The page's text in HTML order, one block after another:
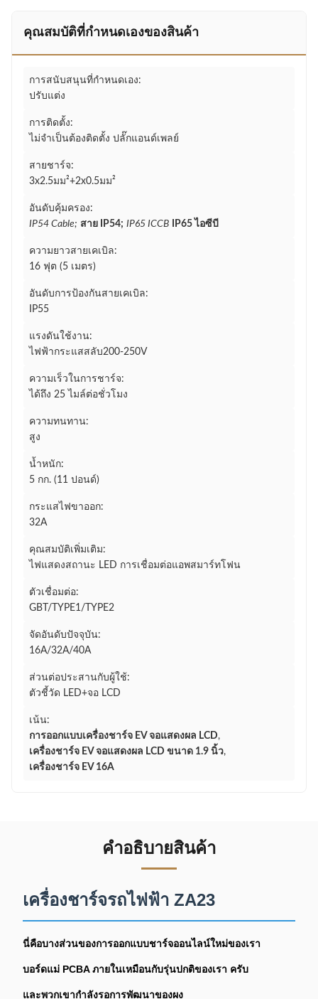
คุณสมบัติที่กําหนดเองของสินค้า
การสนับสนุนที่กำหนดเอง:
ปรับแต่ง
การติดตั้ง:
ไม่จำเป็นต้องติดตั้ง ปลั๊กแอนด์เพลย์
สายชาร์จ:
3x2.5มม²+2x0.5มม²
อันดับคุ้มครอง:
IP54 Cable; สาย IP54; IP65 ICCB IP65 ไอซีบี
ความยาวสายเคเบิล:
16 ฟุต (5 เมตร)
อันดับการป้องกันสายเคเบิล:
IP55
แรงดันใช้งาน:
ไฟฟ้ากระแสสลับ200-250V
ความเร็วในการชาร์จ:
ได้ถึง 25 ไมล์ต่อชั่วโมง
ความทนทาน:
สูง
น้ำหนัก:
5 กก. (11 ปอนด์)
กระแสไฟขาออก:
32A
คุณสมบัติเพิ่มเติม:
ไฟแสดงสถานะ LED การเชื่อมต่อแอพสมาร์ทโฟน
ตัวเชื่อมต่อ:
GBT/TYPE1/TYPE2
จัดอันดับปัจจุบัน:
16A/32A/40A
ส่วนต่อประสานกับผู้ใช้:
ตัวชี้วัด LED+จอ LCD
เน้น:
การออกแบบเครื่องชาร์จ EV จอแสดงผล LCD,
เครื่องชาร์จ EV จอแสดงผล LCD ขนาด 1.9 นิ้ว,
เครื่องชาร์จ EV 16A
คําอธิบายสินค้า
เครื่องชาร์จรถไฟฟ้า ZA23
นี่คือบางส่วนของการออกแบบชาร์จออนไลน์ใหม่ของเรา
บอร์ดแม่ PCBA ภายในเหมือนกับรุ่นปกติของเรา ครับ
และพวกเขากําลังรอการพัฒนาของผง